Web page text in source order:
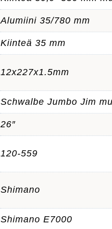
Alumiini 35/780 mm
Kiinteä 35 mm
12x227x1.5mm
Schwalbe Jumbo Jim
26″
120-559
Shimano
Shimano E7000